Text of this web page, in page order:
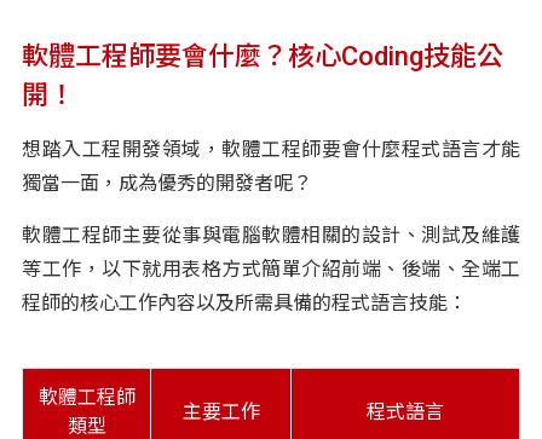
軟體工程師要會什麼？核心Coding技能公
開！
想踏入工程開發領域，軟體工程師要會什麼程式語言才能
獨當一面，成為優秀的開發者呢？
軟體工程師主要從事與電腦軟體相關的設計、測試及維護
等工作，以下就用表格方式簡單介紹前端、後端、全端工
程師的核心工作內容以及所需具備的程式語言技能：
軟體工程師
類型
主要工作 程式語言